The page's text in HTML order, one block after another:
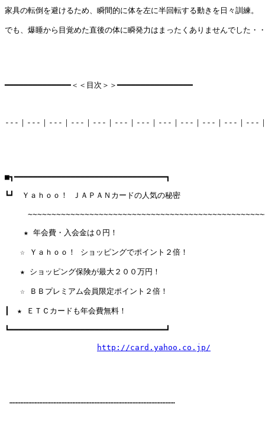
家具の転倒を避けるため、瞬間的に体を左に半回転する動きを日々訓練。
でも、爆睡から目覚めた直後の体に瞬発力はまったくありませんでした・
━━━━━━━━━━━━━━＜＜目次＞＞━━━━━━━━━━━━━━━━
---｜---｜---｜---｜---｜---｜---｜---｜---｜---｜---｜---
■┓━━━━━━━━━━━━━━━━━━━━━━━━━━━━━━━━┓
┗┛　Ｙａｈｏｏ！ ＪＡＰＡＮカードの人
    ★ 年会費・入会金は０円！
☆ Ｙａｈｏｏ！ ショッピングでポイン
★ ショッピング保険が最大２００万円
☆ ＢＢプレミアム会員限定ポイント２
┃　★ ＥＴＣカードも年会費無料！
┗━━━━━━━━━━━━━━━━━━━━━━━━━━━━━━━━━┛
http://card.yahoo.co.jp/
……………………………………………………………………………………………